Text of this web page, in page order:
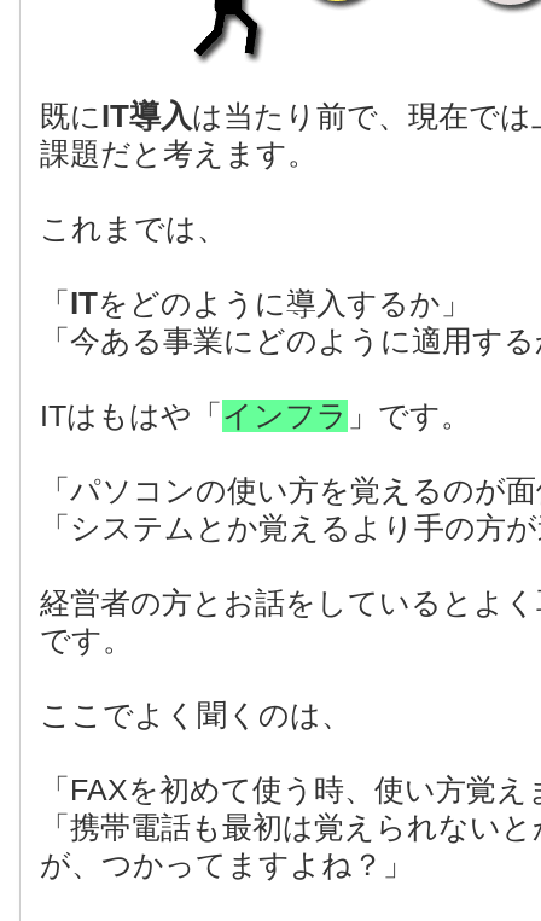
既にIT導入は当たり前で、現在で
課題だと考えます。
これまでは、
「 ITをどのように導入するか」
「今ある事業にどのように適用す
ITはもはや「 インフラ 」です。
「パソコンの使い方を覚えるのが
「システムとか覚えるより手の方
経営者の方とお話をしているとよ
です。
ここでよく聞くのは、
「FAXを初めて使う時、使い方覚
「携帯電話も最初は覚えられない
が、つかってますよね？」